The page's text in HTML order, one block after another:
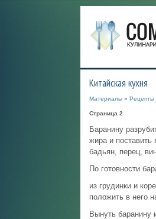
Китайская кухня
Материалы» Рецепты
Страница 2
Баранину
жира и поставить
бадьян, перец,
По готовности
из грудинки и
положить в него
Вынуть баранину